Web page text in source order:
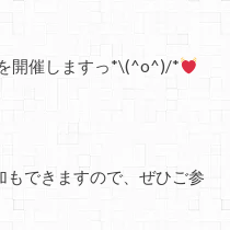
開催しますっ*\(^o^)/*
できますので、ぜひご参